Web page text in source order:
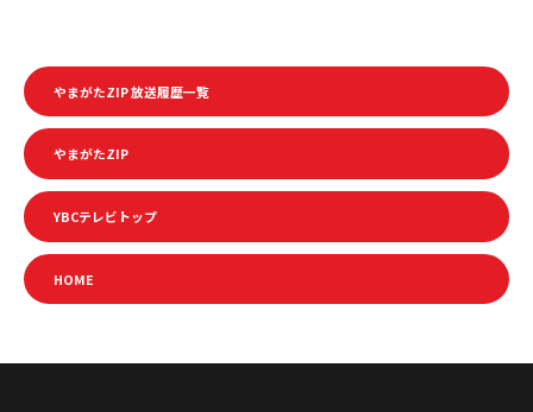
やまがたZIP 放送履歴一覧
やまがたZIP
YBCテレビトップ
HOME